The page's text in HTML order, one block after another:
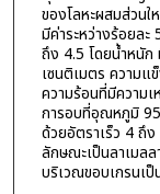
ของโลหะผสมส่วน
มีค่าระหว่างร้อยละ
ถึง 4.5 โดยน้ำหนั
เซนติเมตร ความแ
ความร้อนที่มีความเ
การอบที่อุณหภูมิ
ด้วยอัตราเร็ว 4 ถึง
ลักษณะเป็นลาเมล
บริเวณขอบเกรนเป็